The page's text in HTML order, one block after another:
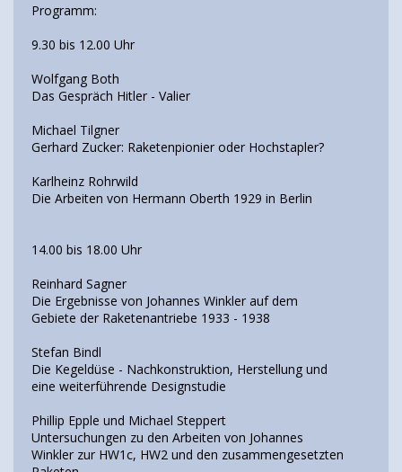
Programm:
9.30 bis 12.00 Uhr
Wolfgang Both
Das Gespräch Hitler - Valier
Michael Tilgner
Gerhard Zucker: Raketenpionier oder Hochstapler?
Karlheinz Rohrwild
Die Arbeiten von Hermann Oberth 1929 in Berlin
14.00 bis 18.00 Uhr
Reinhard Sagner
Die Ergebnisse von Johannes Winkler auf dem
Gebiete der Raketenantriebe 1933 - 1938
Stefan Bindl
Die Kegeldüse - Nachkonstruktion, Herstellung und
eine weiterführende Designstudie
Phillip Epple und Michael Steppert
Untersuchungen zu den Arbeiten von Johannes
Winkler zur HW1c, HW2 und den zusammengesetzten